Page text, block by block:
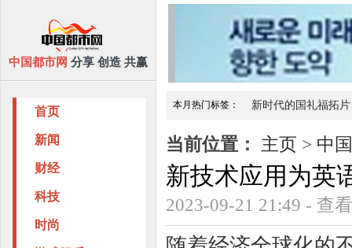
中国都市网 分享 创造 共赢
首页
新闻
财经
科技
时尚
本月热门标签： 新时代的国礼福拓片
特别推出 郁钧剑演唱《一 国内首
当前位置： 主页 > 中
新技术应用为英
2023-09-21 21:49 - 查